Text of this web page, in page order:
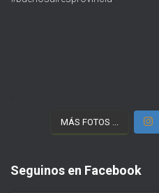
MÁS FOTOS ...
Seguinos en Facebook